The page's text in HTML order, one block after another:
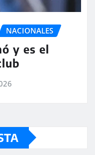
NACIONALES
y es el